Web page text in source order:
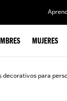
MUJERES
decorativos para